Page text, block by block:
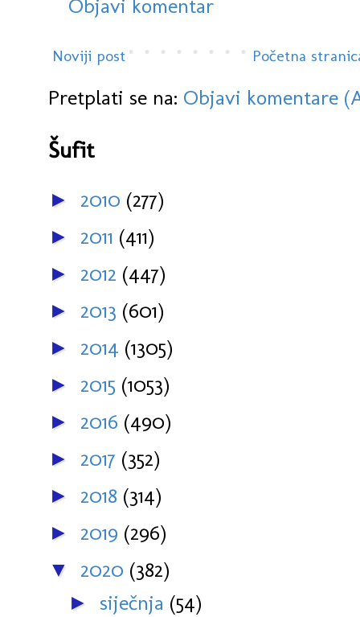
Objavi komentar
Noviji post Početna
Pretplati se na: Objavi komentare
Šufit
► 2010 (277)
► 2011 (411)
► 2012 (447)
► 2013 (601)
► 2014 (1305)
► 2015 (1053)
► 2016 (490)
► 2017 (352)
► 2018 (314)
► 2019 (296)
▼ 2020 (382)
► siječnja (54)